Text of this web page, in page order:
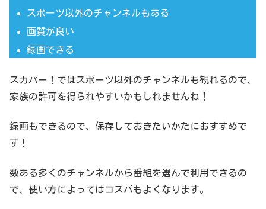
スポーツ以外のチャンネルもある
画質が良い
録画できる
スカパー！ではスポーツ以外のチャンネルも観れるので、
家族の許可を得られやすいかもしれませんね！
録画もできるので、保存しておきたいかたにおすすめで
す！
数ある多くのチャンネルから番組を選んで利用できるの
で、使い方によってはコスパもよくなります。